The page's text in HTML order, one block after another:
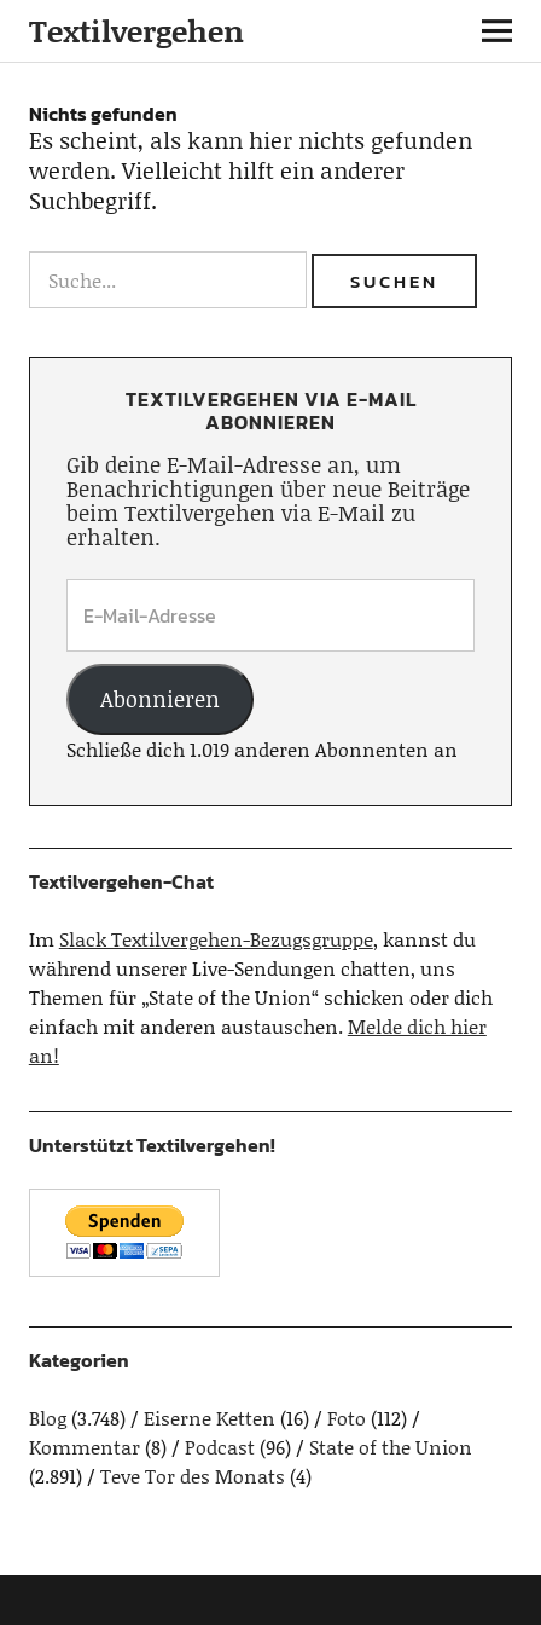
Textilvergehen
Nichts gefunden
Es scheint, als kann hier nichts gefunden
werden. Vielleicht hilft ein anderer
Suchbegriff.
TEXTILVERGEHEN VIA E-MAIL
ABONNIEREN
Gib deine E-Mail-Adresse an, um
Benachrichtigungen über neue Beiträge
beim Textilvergehen via E-Mail zu
erhalten.
Abonnieren
Schließe dich 1.019 anderen Abonnenten an
Textilvergehen-Chat
Im Slack Textilvergehen-Bezugsgruppe, kannst du
während unserer Live-Sendungen chatten, uns
Themen für „State of the Union“ schicken oder dich
einfach mit anderen austauschen.Melde dich hier
an!
Unterstützt Textilvergehen!
Kategorien
Blog(3.748) Eiserne Ketten (16) Foto (112)
Kommentar(8) Podcast(96)
State of the Union
(2.891)
Teve Tor des Monats (4)